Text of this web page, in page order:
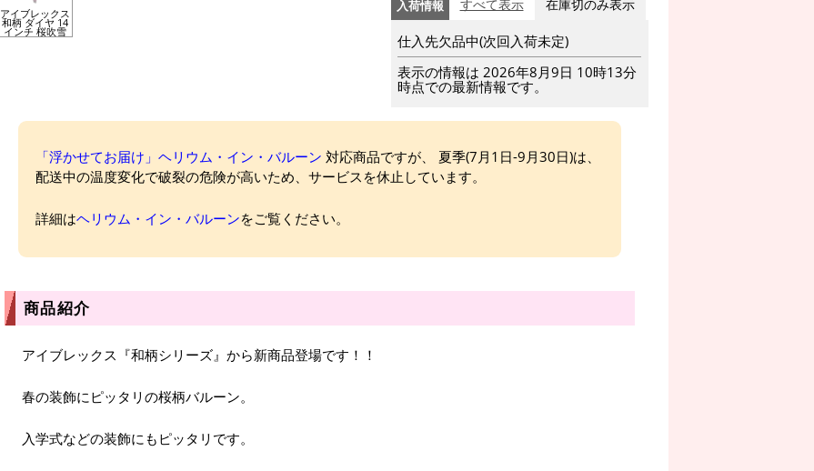
アイブレックス
和柄 ダイヤ 14
インチ 桜吹雪
入荷情報 すべて表示 在庫切のみ表示
仕入先欠品中(次回入荷未定)
表示の情報は 2026年8月9日 10時13分
時点での最新情報です。
「浮かせてお届け」ヘリウム・イン・バルーン 対応商品ですが、 夏季(7月1日-9月30日)は、
配送中の温度変化で破裂の危険が高いため、サービスを休止しています。
詳細はヘリウム・イン・バルーンをご覧ください。
商品紹介
アイブレックス『和柄シリーズ』から新商品登場です！！
春の装飾にピッタリの桜柄バルーン。
入学式などの装飾にもピッタリです。